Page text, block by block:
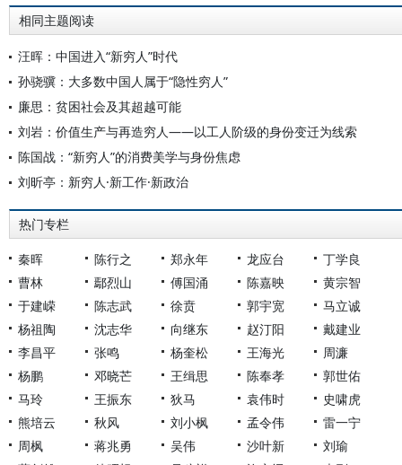
相同主题阅读
汪晖：中国进入“新穷人”时代
孙骁骥：大多数中国人属于“隐性穷人”
廉思：贫困社会及其超越可能
刘岩：价值生产与再造穷人——以工人阶级的身份变迁为线索
陈国战：“新穷人”的消费美学与身份焦虑
刘昕亭：新穷人·新工作·新政治
热门专栏
秦晖 陈行之 郑永年 龙应台
丁学良
曹林
鄢烈山 傅国涌 陈嘉映
黄宗智
于建嵘
陈志武 徐贲 郭宇宽
马立诚
杨祖陶
沈志华 向继东 赵汀阳
戴建业
李昌平
张鸣 杨奎松 王海光
周濂
杨鹏
邓晓芒 王缉思 陈奉孝
郭世佑
马玲
王振东 狄马 袁伟时
史啸虎
熊培云
秋风 刘小枫 孟令伟
雷一宁
周枫
蒋兆勇 吴伟 沙叶新
刘瑜